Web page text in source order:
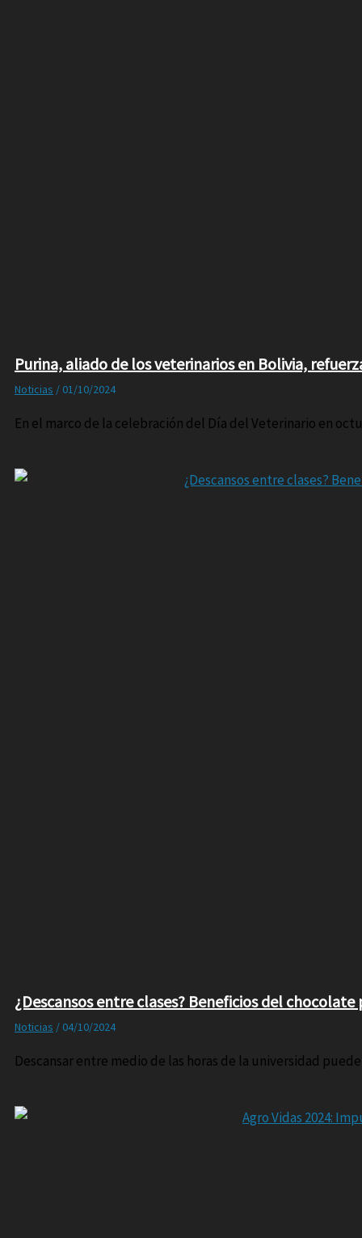
Purina, aliado de los veterinarios en Bolivia,
Noticias / 01/10/2024
En el marco de la celebración del Día del Veterinario en
¿Descansos entre clases? Beneficios del
Noticias / 04/10/2024
Descansar entre medio de las horas de la universidad